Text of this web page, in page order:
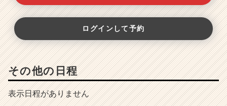
ログインして予約
その他の日程
表示日程がありません